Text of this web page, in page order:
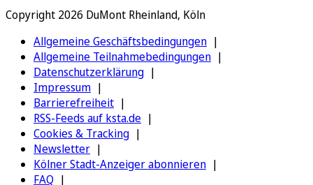
Copyright 2026 DuMont Rheinland, Köln
Allgemeine Geschäftsbedingungen
Allgemeine Teilnahmebedingungen
Datenschutzerklärung
Impressum
Barrierefreiheit
RSS-Feeds auf ksta.de
Cookies & Tracking
Newsletter
Kölner Stadt-Anzeiger abonnieren
FAQ